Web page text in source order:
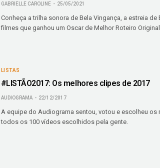
GABRIELLE CAROLINE 25/05/2021
Conheça a trilha sonora de Bela Vingança, a estreia de
filmes que ganhou um Oscar de Melhor Roteiro Original.
LISTAS
#LISTÃO2017: Os melhores clipes de 2017
AUDIOGRAMA 22/12/2017
A equipe do Audiograma sentou, votou e escolheu os
todos os 100 vídeos escolhidos pela gente.